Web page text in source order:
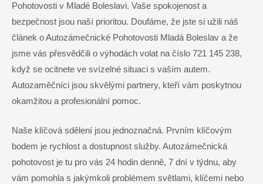
Pohotovosti v Mladé Boleslavi. Vaše spokojenost a
bezpečnost jsou naší prioritou. Doufáme, že jste si užili náš
článek o Autozámečnické Pohotovosti Mladá Boleslav a že
jsme vás přesvědčili o výhodách volat na číslo 721 145 238,
když se ocitnete ve svízelné situaci s vaším autem.
Autozaměčníci jsou skvělými partnery, kteří vám poskytnou
okamžitou a profesionální pomoc.
Naše klíčová sdělení jsou jednoznačná. Prvním klíčovým
bodem je rychlost a dostupnost služby. Autozámečnická
pohotovost je tu pro vás 24 hodin denně, 7 dní v týdnu, aby
vám pomohla s jakýmkoli problémem světlami, klíčemi nebo